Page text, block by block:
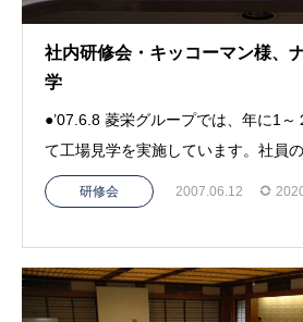
社内研修会・キッコーマン様、
学
●’07.6.8 菱栄グループでは、年に1～
て工場見学を実施しています。社員
研修会 2007.06.12